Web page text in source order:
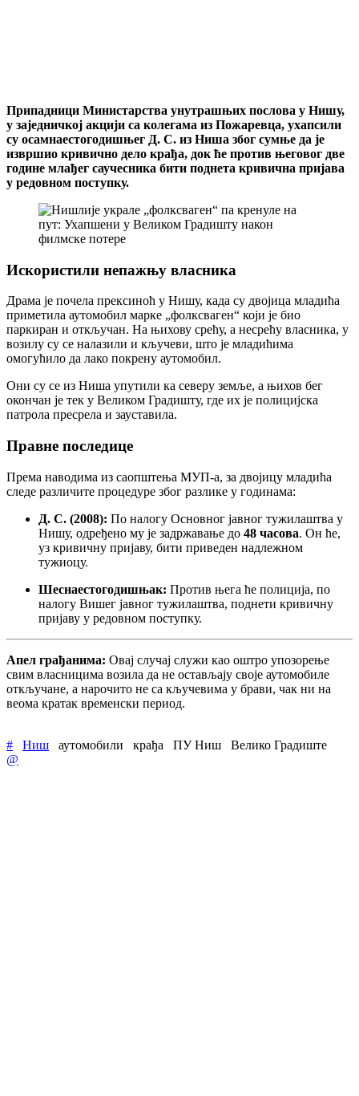
Припадници Министарства унутрашњих послова у Нишу,
у заједничкој акцији са колегама из Пожаревца, ухапсили
су осамнаестогодишњег Д. С. из Ниша због сумње да је
извршио кривично дело крађа, док ће против његовог две
године млађег саучесника бити поднета кривична пријава
у редовном поступку.
Искористили непажњу власника
Драма је почела прексиноћ у Нишу, када су двојица младића
приметила аутомобил марке „фолксваген“ који је био
паркиран и откључан. На њихову срећу, а несрећу власника, у
возилу су се налазили и кључеви, што је младићима
омогућило да лако покрену аутомобил.
Они су се из Ниша упутили ка северу земље, а њихов бег
окончан је тек у Великом Градишту, где их је полицијска
патрола пресрела и зауставила.
Правне последице
Према наводима из саопштења МУП-а, за двојицу младића
следе различите процедуре због разлике у годинама:
Д. С. (2008): По налогу Основног јавног тужилаштва у
Нишу, одређено му је задржавање до 48 часова. Он ће,
уз кривичну пријаву, бити приведен надлежном
тужиоцу.
Шеснаестогодишњак: Против њега ће полиција, по
налогу Вишег јавног тужилаштва, поднети кривичну
пријаву у редовном поступку.
Апел грађанима: Овај случај служи као оштро упозорење
свим власницима возила да не остављају своје аутомобиле
откључане, а нарочито не са кључевима у брави, чак ни на
веома кратак временски период.
# Ниш аутомобили крађа ПУ Ниш
Велико Градиште
@